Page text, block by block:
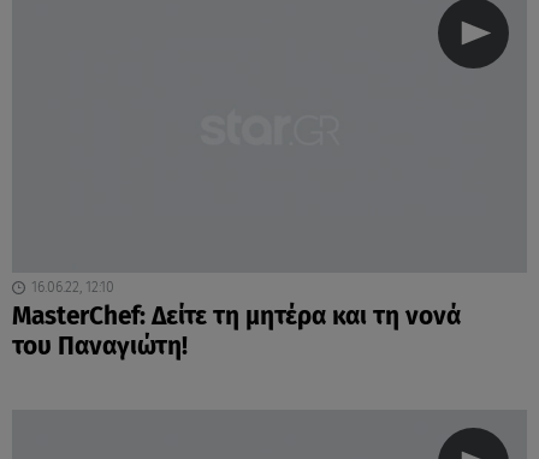
16.06.22, 12:10
MasterChef: Δείτε τη μητέρα και τη νονά
του Παναγιώτη!